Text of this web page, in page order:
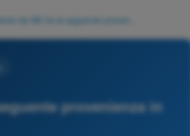
provenienza in